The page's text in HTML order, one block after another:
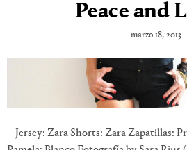
Peace and
marzo 18, 2013
Jersey: Zara Shorts: Zara Zapatillas: